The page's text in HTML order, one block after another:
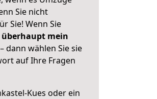
Sie nicht
Sie! Wenn Sie
mein
dann wählen Sie sie
auf Ihre Fragen
Kues oder ein